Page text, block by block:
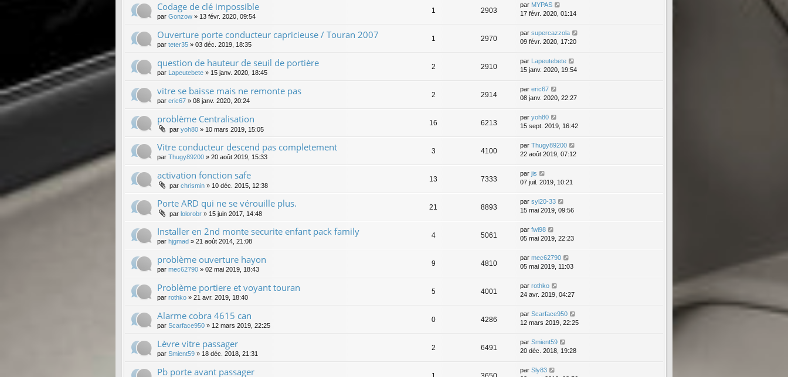
Codage de clé impossible
par Gonzow » 13 févr. 2020, 09:54
1 2903
par MYPAS
17 févr. 2020, 01:14
Ouverture porte conducteur capricieuse / Touran 2007
par teter35 » 03 déc. 2019, 18:35
1 2970
par supercazzola
09 févr. 2020, 17:20
question de hauteur de seuil de portière
par Lapeutebete » 15 janv. 2020, 18:45
2 2910
par Lapeutebete
15 janv. 2020, 19:54
vitre se baisse mais ne remonte pas
par eric67 » 08 janv. 2020, 20:24
2 2914
par eric67
08 janv. 2020, 22:27
problème Centralisation
par yoh80 » 10 mars 2019, 15:05
16 6213
par yoh80
15 sept. 2019, 16:42
Vitre conducteur descend pas completement
par Thugy89200 » 20 août 2019, 15:33
3 4100
par Thugy89200
22 août 2019, 07:12
activation fonction safe
par chrismin » 10 déc. 2015, 12:38
13 7333
par jis
07 juil. 2019, 10:21
Porte ARD qui ne se vérouille plus.
par lolorobr » 15 juin 2017, 14:48
21 8893
par syl20-33
15 mai 2019, 09:56
Installer en 2nd monte securite enfant pack family
par hjgmad » 21 août 2014, 21:08
4 5061
par fwi98
05 mai 2019, 22:23
problème ouverture hayon
par mec62790 » 02 mai 2019, 18:43
9 4810
par mec62790
05 mai 2019, 11:03
Problème portiere et voyant touran
par rothko » 21 avr. 2019, 18:40
5 4001
par rothko
24 avr. 2019, 04:27
Alarme cobra 4615 can
par Scarface950 » 12 mars 2019, 22:25
0 4286
par Scarface950
12 mars 2019, 22:25
Lèvre vitre passager
par Smient59 » 18 déc. 2018, 21:31
2 6491
par Smient59
20 déc. 2018, 19:28
Pb porte avant passager par Sly83